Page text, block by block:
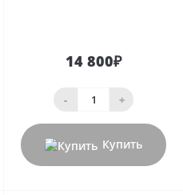
14 800₽
- +
Купить